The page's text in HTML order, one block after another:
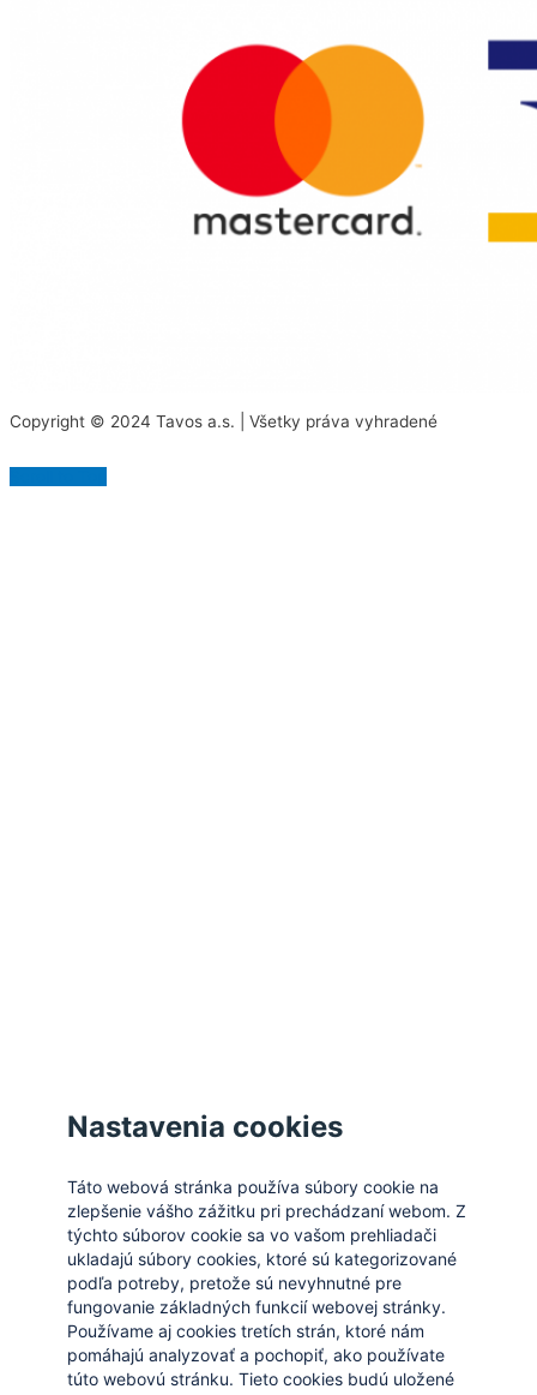
Copyright © 2024 Tavos a.s. | Všetky práva vyhradené
Nastavenia cookies
Táto webová stránka používa súbory cookie na
zlepšenie vášho zážitku pri prechádzaní webom. Z
týchto súborov cookie sa vo vašom prehliadači
ukladajú súbory cookies, ktoré sú kategorizované
podľa potreby, pretože sú nevyhnutné pre
fungovanie základných funkcií webovej stránky.
Používame aj cookies tretích strán, ktoré nám
pomáhajú analyzovať a pochopiť, ako používate
túto webovú stránku. Tieto cookies budú uložené